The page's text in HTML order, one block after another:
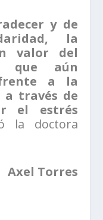
y de
la
valor del
que aún
a la
a través de
el estrés
la doctora
Axel Torres